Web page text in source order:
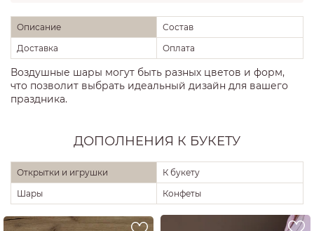
Описание
Состав
Доставка
Оплата
Воздушные шары могут быть разных цветов и форм,
что позволит выбрать идеальный дизайн для вашего
праздника.
ДОПОЛНЕНИЯ К БУКЕТУ
Открытки и игрушки
К букету
Шары
Конфеты